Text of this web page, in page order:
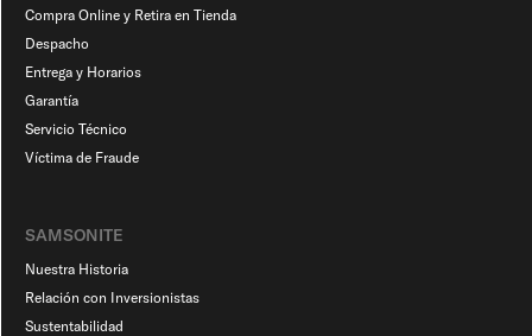
Compra Online y Retira en Tienda
Despacho
Entrega y Horarios
Garantía
Servicio Técnico
Víctima de Fraude
SAMSONITE
Nuestra Historia
Relación con Inversionistas
Sustentabilidad